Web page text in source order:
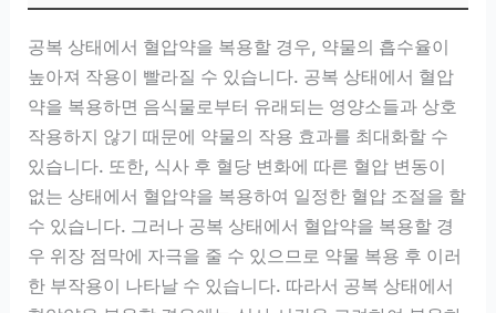
공복 상태에서 혈압약을 복용할 경우, 약물의 흡수율이
높아져 작용이 빨라질 수 있습니다. 공복 상태에서 혈압
약을 복용하면 음식물로부터 유래되는 영양소들과 상호
작용하지 않기 때문에 약물의 작용 효과를 최대화할 수
있습니다. 또한, 식사 후 혈당 변화에 따른 혈압 변동이
없는 상태에서 혈압약을 복용하여 일정한 혈압 조절을 할
수 있습니다. 그러나 공복 상태에서 혈압약을 복용할 경
우 위장 점막에 자극을 줄 수 있으므로 약물 복용 후 이러
한 부작용이 나타날 수 있습니다. 따라서 공복 상태에서